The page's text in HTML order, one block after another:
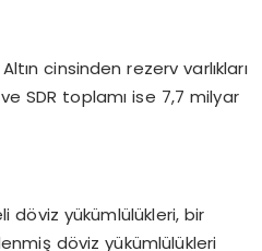
cinsinden rezerv varlıkları
SDR toplamı ise 7,7 milyar
döviz yükümlülükleri, bir
döviz yükümlülükleri